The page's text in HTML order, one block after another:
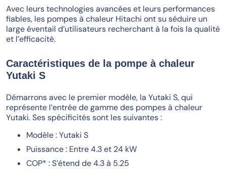
Avec leurs technologies avancées et leurs performances
fiables, les pompes à chaleur Hitachi ont su séduire un
large éventail d’utilisateurs recherchant à la fois la qualité
et l’efficacité.
Caractéristiques de la pompe à chaleur
Yutaki S
Démarrons avec le premier modèle, la Yutaki S, qui
représente l’entrée de gamme des pompes à chaleur
Yutaki. Ses spécificités sont les suivantes :
Modèle : Yutaki S
Puissance : Entre 4.3 et 24 kW
COP* : S’étend de 4.3 à 5.25